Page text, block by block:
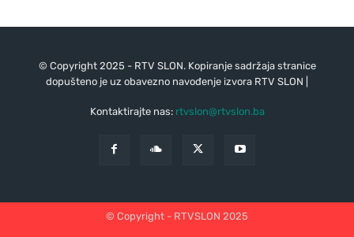
© Copyright 2025 - RTV SLON. Kopiranje sadržaja stranice
dopušteno je uz obavezno navođenje izvora RTV SLON |
Kontaktirajte nas: rtvslon@rtvslon.ba
© Copyright - RTVSLON 2025